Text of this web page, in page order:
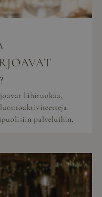
lähiruokaa,
palveluihin.